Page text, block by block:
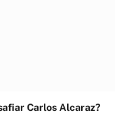
Carlos Alcaraz?